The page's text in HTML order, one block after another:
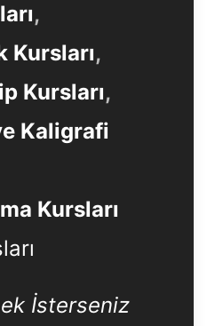
,
Kursları,
Kursları,
Kaligrafi
Kursları
İsterseniz